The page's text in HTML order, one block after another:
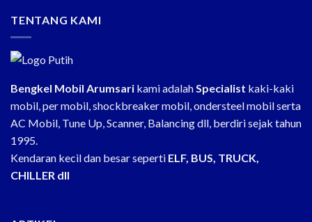
TENTANG KAMI
Bengkel Mobil Arumsari kami adalahSpecialist kaki-kaki
mobil, per mobil, shockbreaker mobil, ondersteel mobil serta
AC Mobil, Tune Up, Scanner, Balancing dll, berdiri sejak tahun
1995.
Kendaran kecil dan besar seperti ELF, BUS, TRUCK,
CHILLER dll